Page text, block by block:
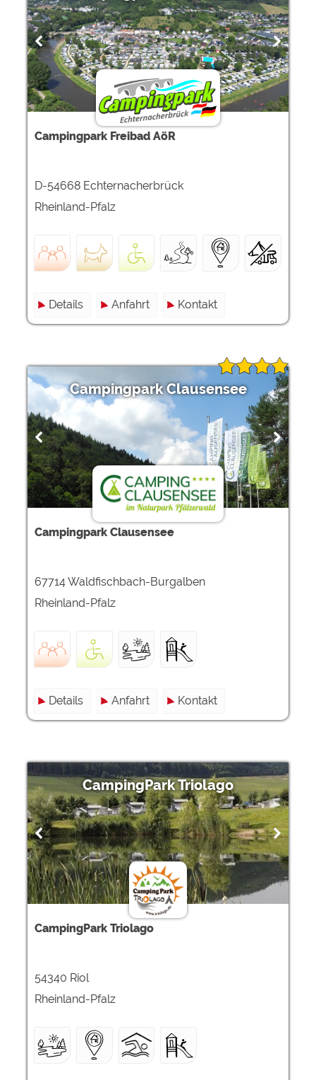
Campingpark Freibad AöR
D-54668 Echternacherbrück
Rheinland-Pfalz
Details Anfahrt Kontakt
Campingpark Clausensee
Campingpark Clausensee
67714 Waldfischbach-Burgalben
Rheinland-Pfalz
Details Anfahrt Kontakt
CampingPark Triolago
CampingPark Triolago
54340 Riol
Rheinland-Pfalz
Google Remarketing
https://policies.google.com/privacy
Die Cookieeinstellungen können jeder Zeit im Footer
über "COOKIES" geändert werden!